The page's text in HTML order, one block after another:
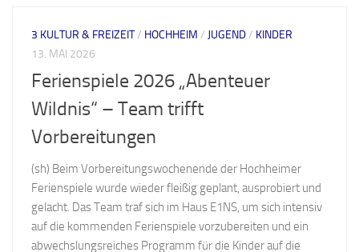
3 KULTUR & FREIZEIT/ HOCHHEIM / JUGEND/ KINDER
13. MAI 2026
Ferienspiele 2026 „Abenteuer
Wildnis“ – Team trifft
Vorbereitungen
(sh) Beim Vorbereitungswochenende der Hochheimer
Ferienspiele wurde wieder fleißig geplant, ausprobiert und
gelacht. Das Team traf sich im Haus E1NS, um sich intensiv
auf die kommenden Ferienspiele vorzubereiten und ein
abwechslungsreiches Programm für die Kinder auf die